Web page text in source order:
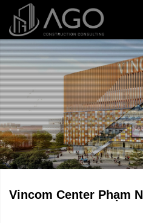
Vincom Center Phạm